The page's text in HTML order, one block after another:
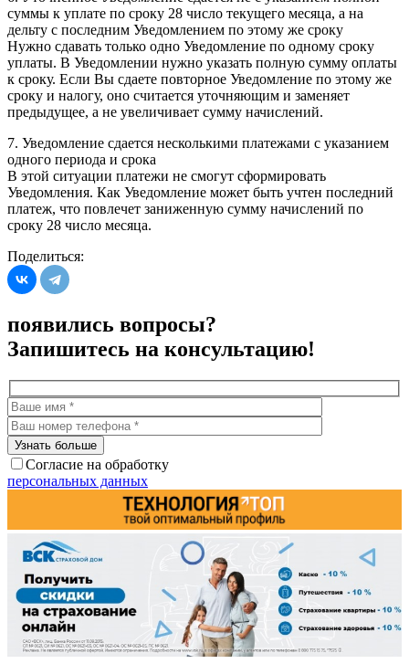
суммы к уплате по сроку 28 число текущего месяца, а на
дельту с последним Уведомлением по этому же сроку
Нужно сдавать только одно Уведомление по одному сроку
уплаты. В Уведомлении нужно указать полную сумму оплаты
к сроку. Если Вы сдаете повторное Уведомление по этому же
сроку и налогу, оно считается уточняющим и заменяет
предыдущее, а не увеличивает сумму начислений.
7. Уведомление сдается несколькими платежами с указанием
одного периода и срока
В этой ситуации платежи не смогут сформировать
Уведомления. Как Уведомление может быть учтен последний
платеж, что повлечет заниженную сумму начислений по
сроку 28 число месяца.
Поделиться:
появились вопросы?
Запишитесь на консультацию!
Согласие на обработку
персональных данных